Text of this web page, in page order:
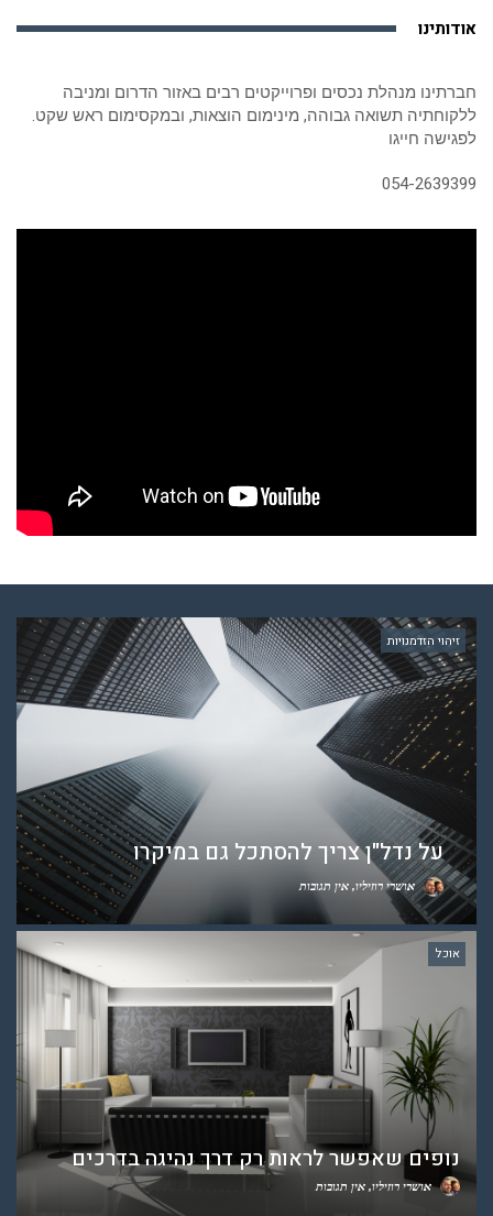
אודותינו
חברתינו מנהלת נכסים ופרוייקטים רבים באזור הדרום ומניבה
ללקוחתיה תשואה גבוהה, מינימום הוצאות, ובמקסימום ראש שקט.
לפגישה חייגו
054-2639399
זיהוי הזדמנויות
על נדל"ן צריך להסתכל גם במיקרו
אושרי רוזיליו אין תגובות
אוכל
נופים שאפשר לראות רק דרך נהיגה בדרכים
אושרי רוזיליו אין תגובות